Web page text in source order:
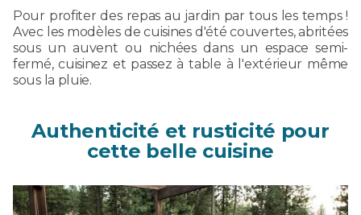
Pour profiter des repas au jardin par tous les temps !
Avec les modèles de cuisines d'été couvertes, abritées
sous un auvent ou nichées dans un espace semi-
fermé, cuisinez et passez à table à l'extérieur même
sous la pluie.
Authenticité et rusticité pour
cette belle cuisine